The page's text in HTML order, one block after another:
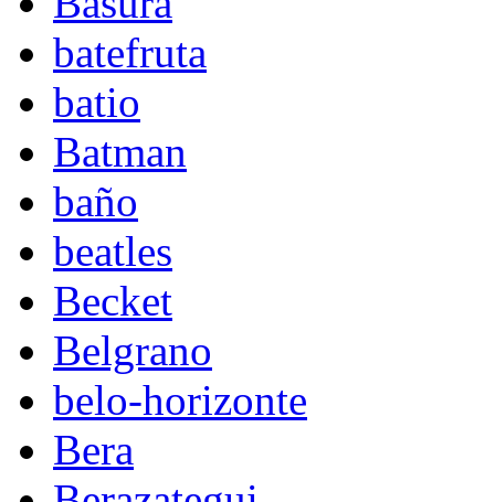
batefruta
batio
Batman
baño
beatles
Becket
Belgrano
belo-horizonte
Bera